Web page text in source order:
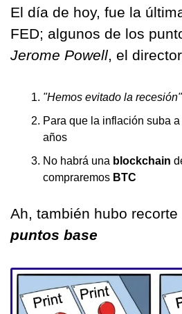
El día de hoy, fue la
Jerome Powell, el
"Hemos evitado la recesión"
Para que la inflación suba
años
No habrá una blockchain
compraremos BTC
Ah, también hubo recorte
puntos base